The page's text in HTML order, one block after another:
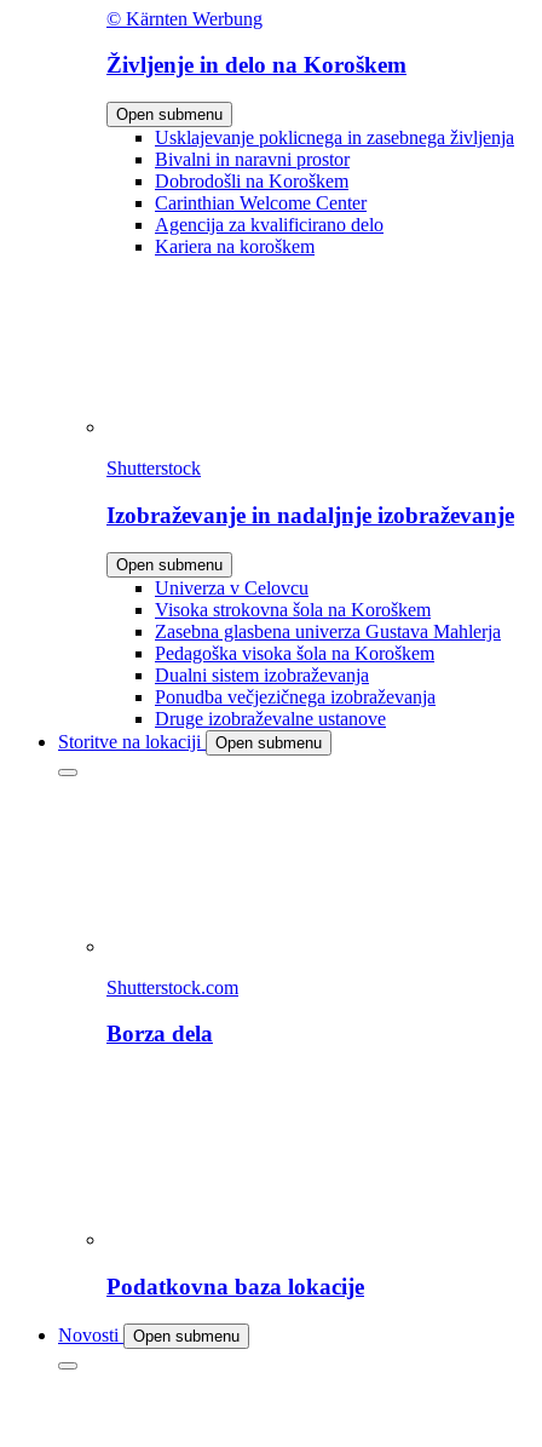
© Kärnten Werbung
Življenje in delo na Koroškem
Open submenu
Usklajevanje poklicnega in zasebnega življenja
Bivalni in naravni prostor
Dobrodošli na Koroškem
Carinthian Welcome Center
Agencija za kvalificirano delo
Kariera na koroškem
Shutterstock
Izobraževanje in nadaljnje izobraževanje
Open submenu
Univerza v Celovcu
Visoka strokovna šola na Koroškem
Zasebna glasbena univerza Gustava Mahlerja
Pedagoška visoka šola na Koroškem
Dualni sistem izobraževanja
Ponudba večjezičnega izobraževanja
Druge izobraževalne ustanove
Storitve na lokaciji
Open submenu
Shutterstock.com
Borza dela
Podatkovna baza lokacije
Novosti Open submenu